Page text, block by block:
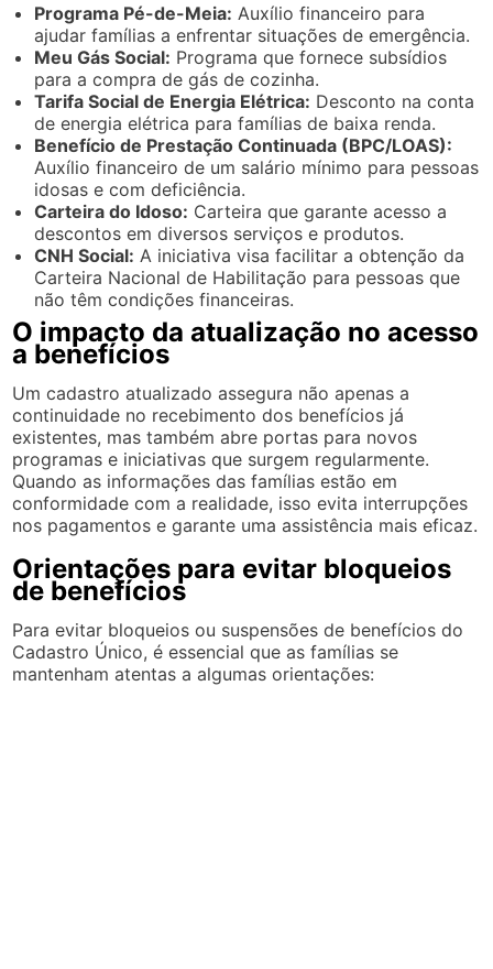
Programa Pé-de-Meia: Auxílio financeiro para
ajudar famílias a enfrentar situações de emergência.
Meu Gás Social: Programa que fornece subsídios
para a compra de gás de cozinha.
Tarifa Social de Energia Elétrica: Desconto na conta
de energia elétrica para famílias de baixa renda.
Benefício de Prestação Continuada (BPC/LOAS):
Auxílio financeiro de um salário mínimo para pessoas
idosas e com deficiência.
Carteira do Idoso: Carteira que garante acesso a
descontos em diversos serviços e produtos.
CNH Social: A iniciativa visa facilitar a obtenção da
Carteira Nacional de Habilitação para pessoas que
não têm condições financeiras.
O impacto da atualização no acesso
a benefícios
Um cadastro atualizado assegura não apenas a
continuidade no recebimento dos benefícios já
existentes, mas também abre portas para novos
programas e iniciativas que surgem regularmente.
Quando as informações das famílias estão em
conformidade com a realidade, isso evita interrupções
nos pagamentos e garante uma assistência mais eficaz.
Orientações para evitar bloqueios
de benefícios
Para evitar bloqueios ou suspensões de benefícios do
Cadastro Único, é essencial que as famílias se
mantenham atentas a algumas orientações: